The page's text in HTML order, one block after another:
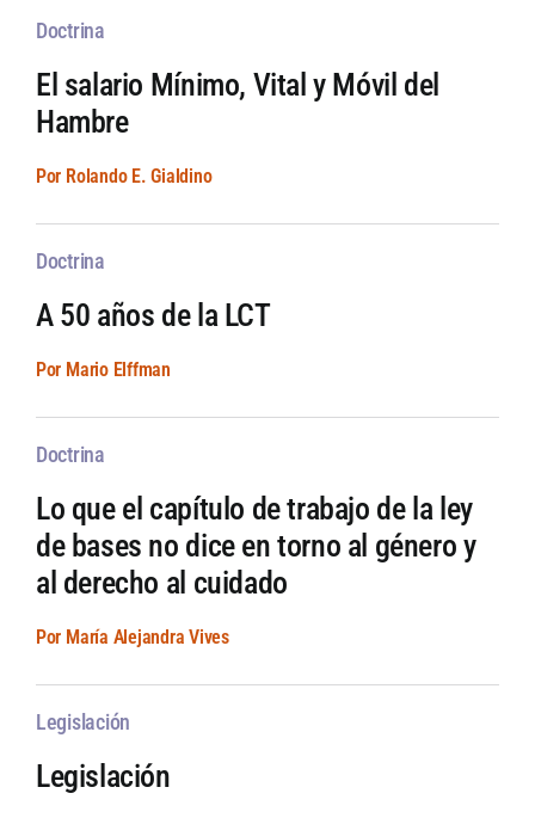
Doctrina
El salario Mínimo, Vital y Móvil del
Hambre
Por Rolando E. Gialdino
Doctrina
A 50 años de la LCT
Por Mario Elffman
Doctrina
Lo que el capítulo de trabajo de la ley
de bases no dice en torno al género y
al derecho al cuidado
Por María Alejandra Vives
Legislación
Legislación